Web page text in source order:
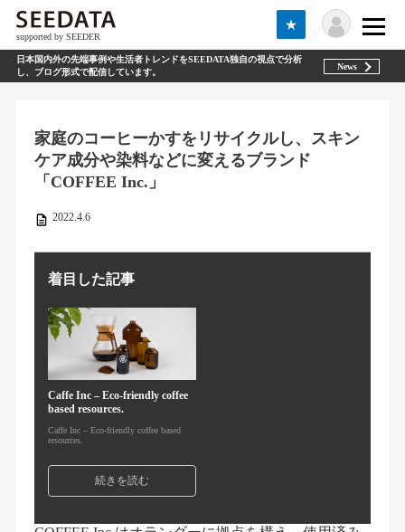
supported by SEEDER
★
日本国内外の先端事例や生活者トレンドをSEEDATA独自の視点で分析
し、ブログ形式で配信しています。
News
家庭のコーヒーかすをリサイクルし、スキン
ケア成分や染料などに変えるブランド
「COFFEE Inc.」
2022.4.6
着目した記事
Caffe Inc – Eco-friendly coffee
based resources.
Caffe Inc – Eco-friendly coffee based
resources.
続きを読む